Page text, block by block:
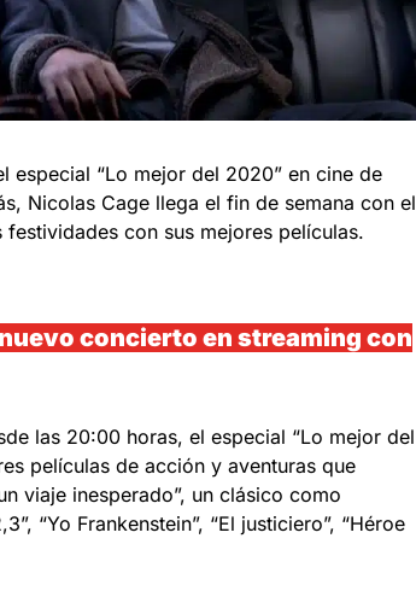
especial “Lo mejor del 2020” en cine de
Nicolas Cage llega el fin de semana con el
con sus mejores películas.
concierto en streaming con
las 20:00 horas, el especial “Lo mejor del
películas de acción y aventuras que
viaje inesperado”, un clásico como
“Yo Frankenstein”, “El justiciero”, “Héroe